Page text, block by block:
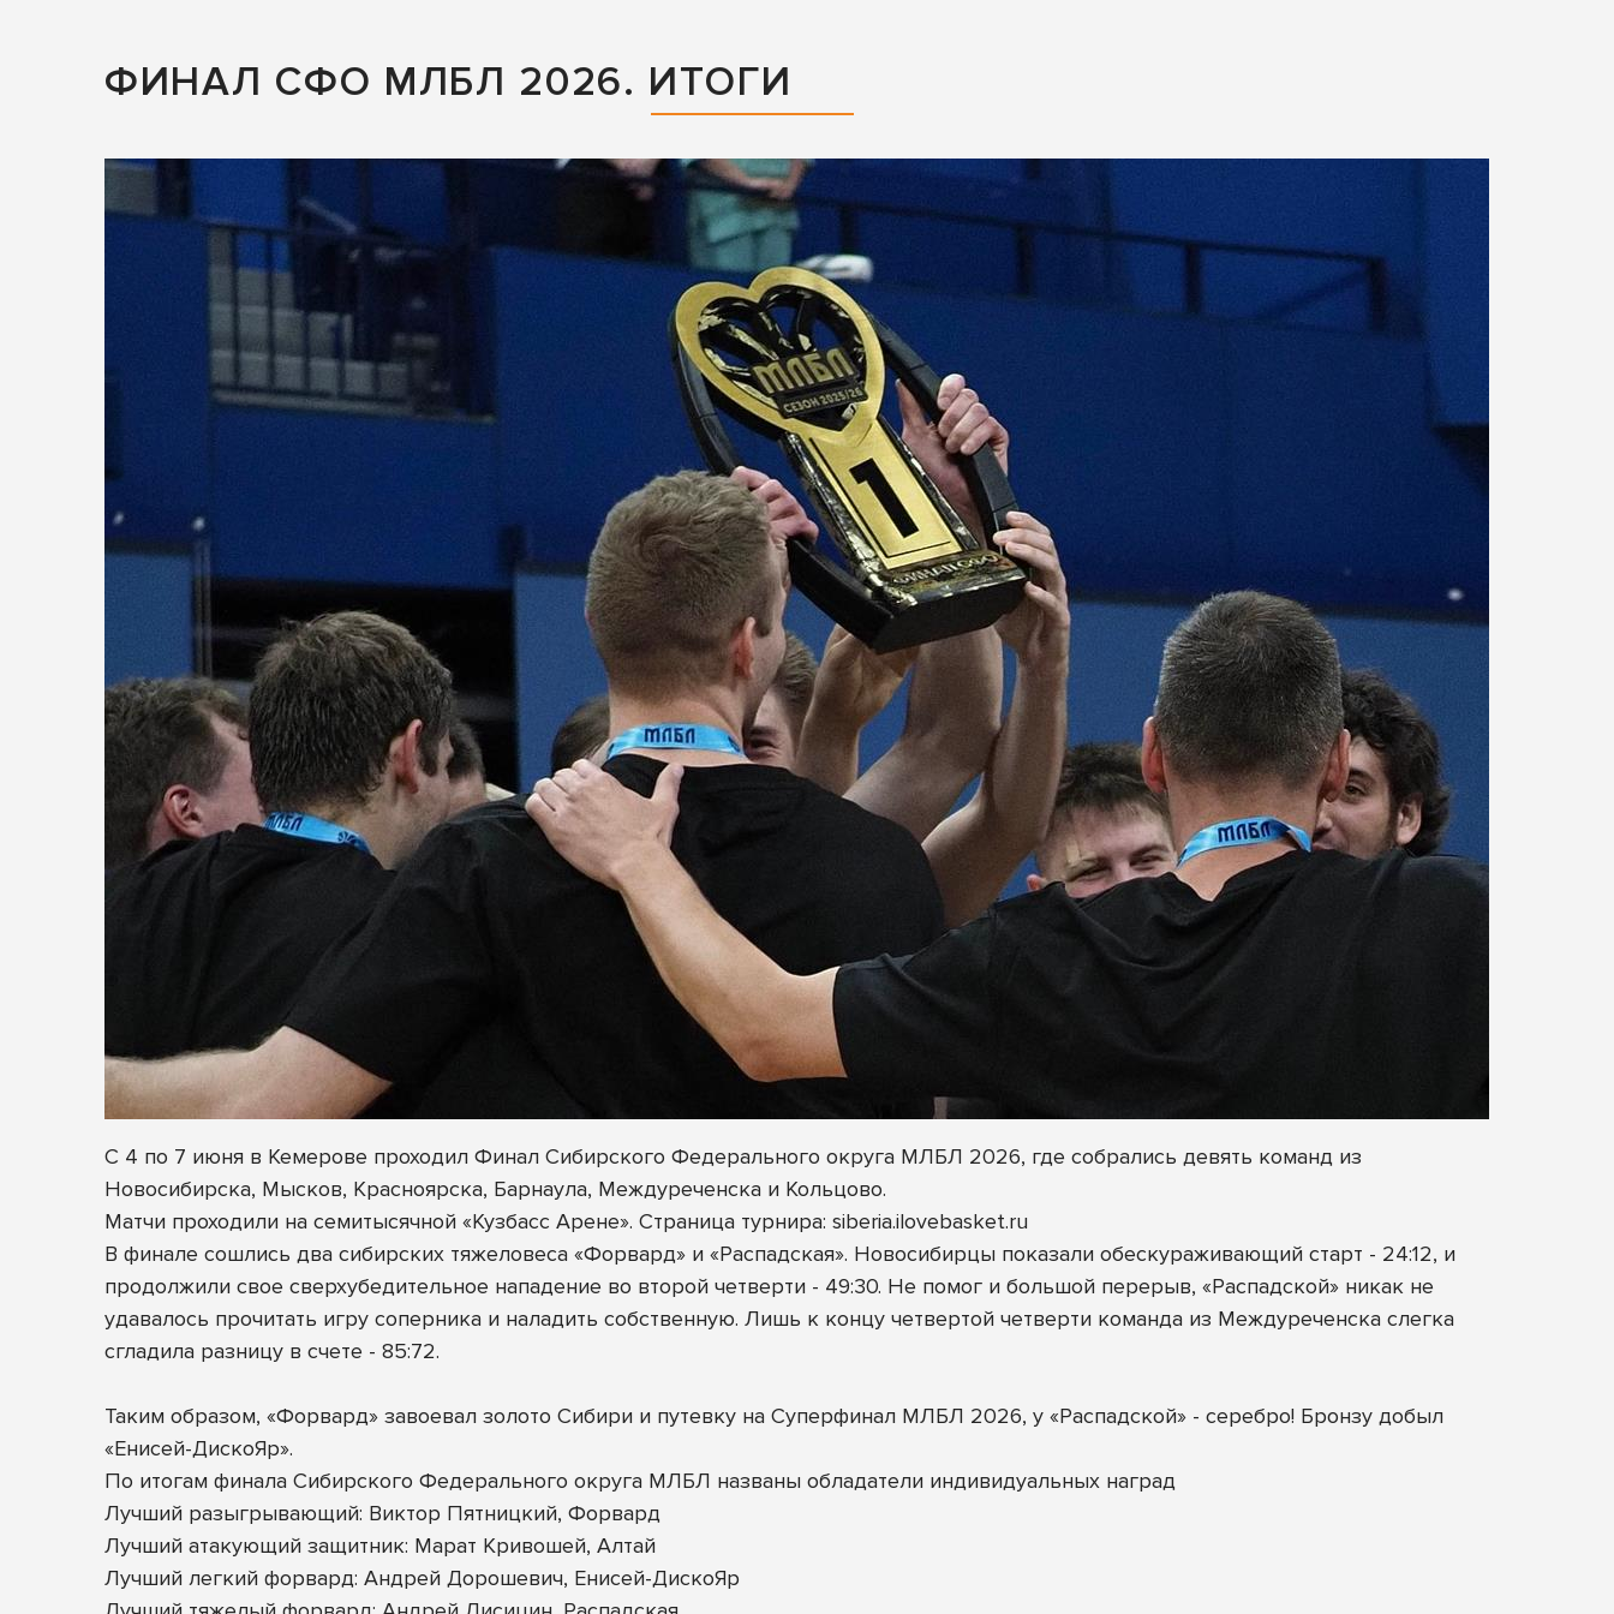
ФИНАЛ СФО МЛБЛ 2026. ИТОГИ
С 4 по 7 июня в Кемерове проходил Финал Сибирского Федерального округа МЛБЛ 2026, где собрались девять команд из
Новосибирска, Мысков, Красноярска, Барнаула, Междуреченска и Кольцово.
Матчи проходили на семитысячной «Кузбасс Арене». Страница турнира: siberia.ilovebasket.ru
В финале сошлись два сибирских тяжеловеса «Форвард» и «Распадская». Новосибирцы показали обескураживающий старт - 24:12, и
продолжили свое сверхубедительное нападение во второй четверти - 49:30. Не помог и большой перерыв, «Распадской» никак не
удавалось прочитать игру соперника и наладить собственную. Лишь к концу четвертой четверти команда из Междуреченска слегка
сгладила разницу в счете - 85:72.
Таким образом, «Форвард» завоевал золото Сибири и путевку на Суперфинал МЛБЛ 2026, у «Распадской» - серебро! Бронзу добыл
«Енисей-ДискоЯр».
По итогам финала Сибирского Федерального округа МЛБЛ названы обладатели индивидуальных наград
Лучший разыгрывающий: Виктор Пятницкий, Форвард
Лучший атакующий защитник: Марат Кривошей, Алтай
Лучший легкий форвард: Андрей Дорошевич, Енисей-ДискоЯр